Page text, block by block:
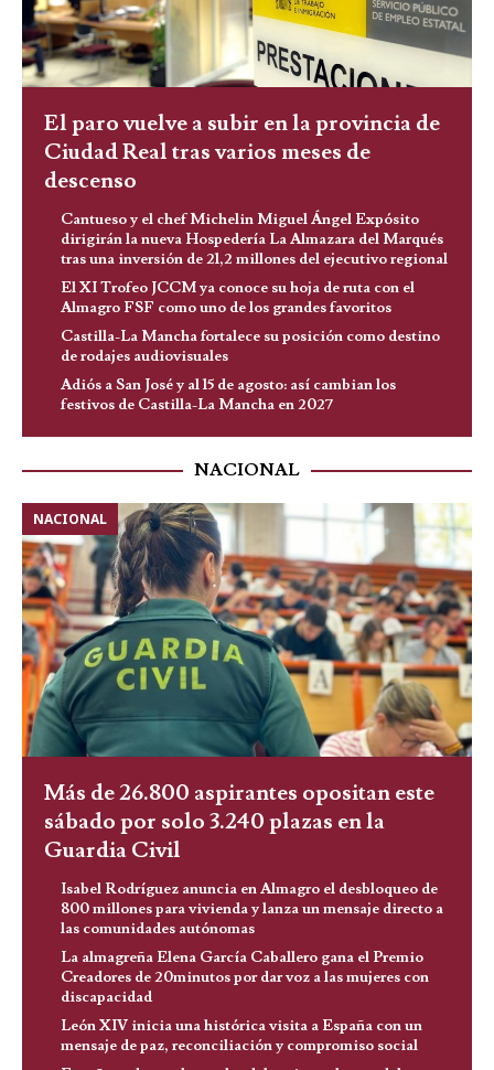
El paro vuelve a subir en la provincia de
Ciudad Real tras varios meses de
descenso
Cantueso y el chef Michelin Miguel Ángel Expósito
dirigirán la nueva Hospedería La Almazara del Marqués
tras una inversión de 21,2 millones del ejecutivo regional
El XI Trofeo JCCM ya conoce su hoja de ruta con el
Almagro FSF como uno de los grandes favoritos
Castilla-La Mancha fortalece su posición como destino
de rodajes audiovisuales
Adiós a San José y al 15 de agosto: así cambian los
festivos de Castilla-La Mancha en 2027
NACIONAL
NACIONAL
Más de 26.800 aspirantes opositan este
sábado por solo 3.240 plazas en la
Guardia Civil
Isabel Rodríguez anuncia en Almagro el desbloqueo de
800 millones para vivienda y lanza un mensaje directo a
las comunidades autónomas
La almagreña Elena García Caballero gana el Premio
Creadores de 20minutos por dar voz a las mujeres con
discapacidad
León XIV inicia una histórica visita a España con un
mensaje de paz, reconciliación y compromiso social